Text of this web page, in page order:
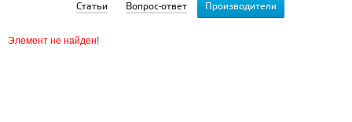
Статьи Вопрос-ответ Производители
Элемент не найден!